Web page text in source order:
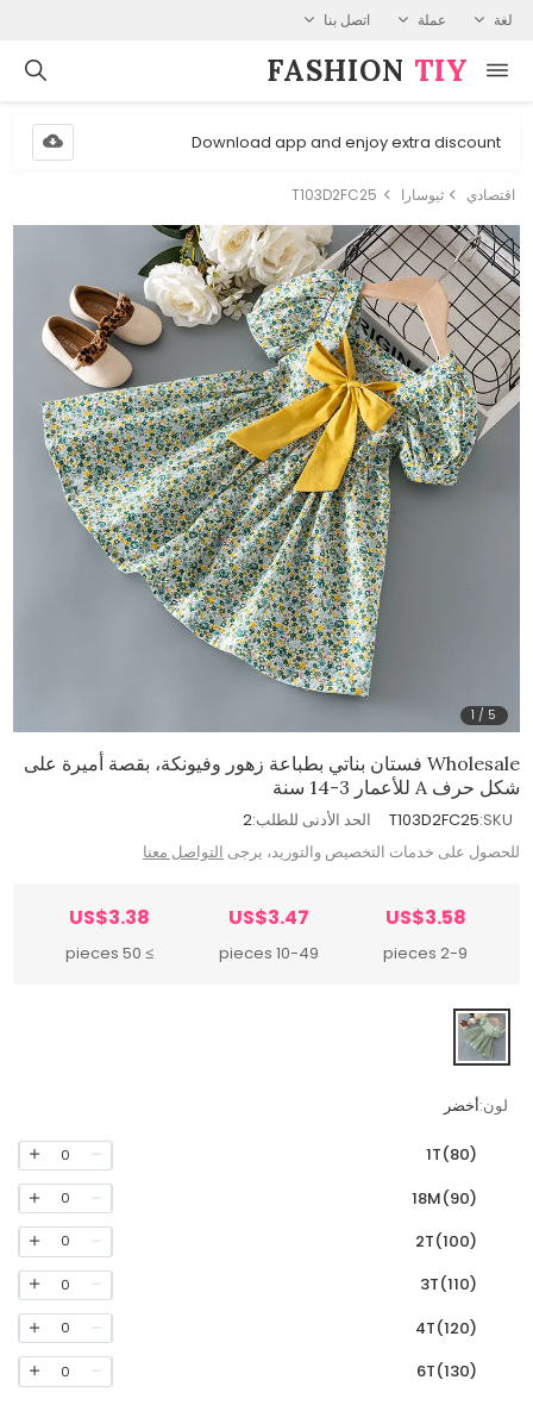
لغة عملة اتصل بنا
FASHION⁠ TIY
Download app and enjoy extra discount
اقتصادي ثيوسارا T103D2FC25
1 / 5
Wholesale فستان بناتي بطباعة زهور وفيونكة، بقصة أميرة على
شكل حرف A للأعمار 3-14 سنة
SKU:
T103D2FC25 الحد الأدنى للطلب:2
للحصول على خدمات التخصيص والتوريد، يرجى التواصل معنا
US$3.58
2-9 pieces
US$3.47
10-49 pieces
US$3.38
≥ 50 pieces
لون:أخضر
1T(80)
0
18M(90)
0
2T(100)
0
3T(110)
0
4T(120)
0
6T(130)
0